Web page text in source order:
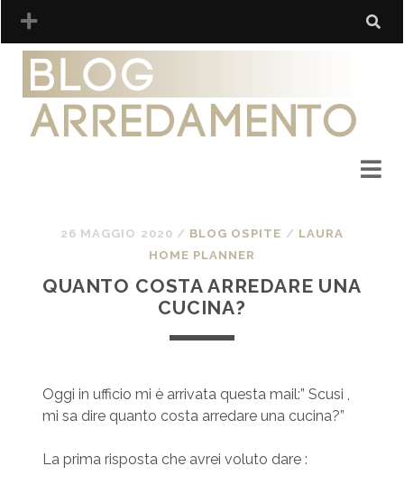
26 MAGGIO 2020 / BLOG OSPITE / LAURA
HOME PLANNER
QUANTO COSTA ARREDARE UNA
CUCINA?
Oggi in ufficio mi è arrivata questa mail:” Scusi ,
mi sa dire quanto costa arredare una cucina?”
La prima risposta che avrei voluto dare :